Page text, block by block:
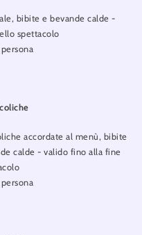
bibite e bevande calde -
spettacolo
accordate al menù, bibite
calde - valido fino alla fine